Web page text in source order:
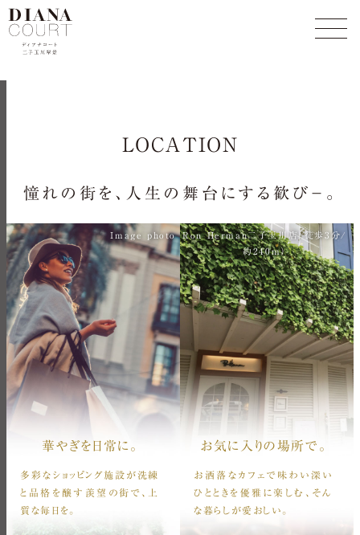
LOCATION
憧れの街を、人生の舞台にする歓び−。
華やぎを日常に。
多彩なショッピング施設が洗練
と品格を醸す羨望の街で、上
質な毎日を。
Image photo
お気に入りの場所で。
お洒落なカフェで味わい深い
ひとときを優雅に楽しむ、そん
な暮らしが愛おしい。
Ron Herman二子玉川店（徒歩3分/
約240m）